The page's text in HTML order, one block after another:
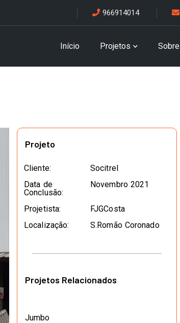
966914014
Início Projetos Sobre
Projeto
Cliente:
Socitrel
Data de
Conclusão:
Novembro 2021
Projetista:
FJGCosta
Localização:
S.Romão Coronado
Projetos Relacionados
Jumbo